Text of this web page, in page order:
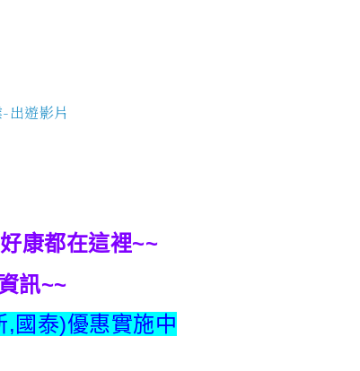
出遊影片
康都在這裡~~
訊~~
國泰)優惠實施中